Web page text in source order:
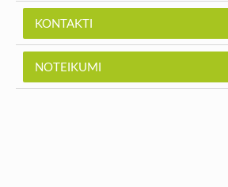
KONTAKTI
NOTEIKUMI